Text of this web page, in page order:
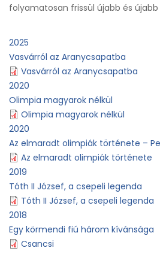
folyamatosan frissül újabb és
2025
Vasvárról az Aranycsapatba
Vasvárról az Aranycsapatba
2020
Olimpia magyarok nélkül
Olimpia magyarok nélkül
2020
Az elmaradt olimpiák története –
Az elmaradt olimpiák története
2019
Tóth II József, a csepeli legenda
Tóth II József, a csepeli legenda
2018
Egy körmendi fiú három kívánsága
Csancsi